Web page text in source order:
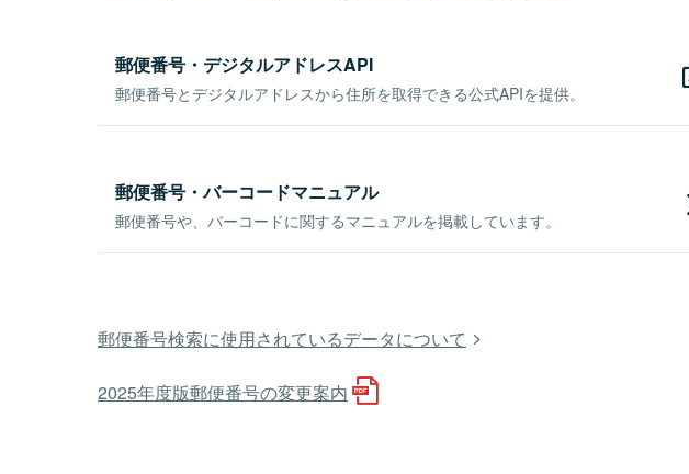
郵便番号・デジタルアドレスAPI
郵便番号とデジタルアドレスから住所を取得できる公式APIを提供。
郵便番号・バーコードマニュアル
郵便番号や、バーコードに関するマニュアルを掲載しています。
郵便番号検索に使用されているデータについて
2025年度版郵便番号の変更案内